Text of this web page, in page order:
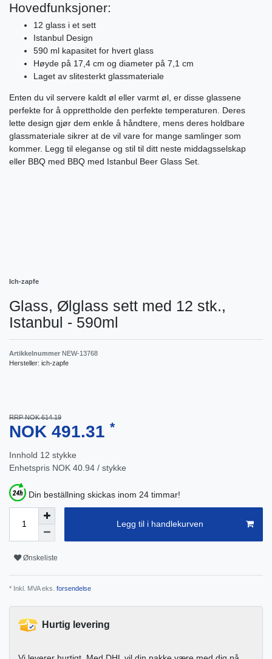
Hovedfunksjoner:
12 glass i et sett
Istanbul Design
590 ml kapasitet for hvert glass
Høyde på 17,4 cm og diameter på 7,1 cm
Laget av slitesterkt glassmateriale
Enten du vil servere kaldt øl eller varmt øl, er disse glassene
perfekte for å opprettholde den perfekte temperaturen. Deres
lette design gjør dem enkle å håndtere, mens deres holdbare
glassmateriale sikrer at de vil vare for mange samlinger som
kommer. Legg til eleganse og stil til ditt neste middagsselskap
eller BBQ med BBQ med Istanbul Beer Glass Set.
Ich-zapfe
Glass, Ølglass sett med 12 stk.,
Istanbul - 590ml
Artikkelnummer NEW-13768
Hersteller: ich-zapfe
RRP NOK 614.19
NOK 491.31 *
Innhold 12 stykke
Enhetspris NOK 40.94 / stykke
Din beställning skickas inom 24 timmar!
Legg til i handlekurven
Ønskeliste
* Inkl. MVA eks. forsendelse
Hurtig levering